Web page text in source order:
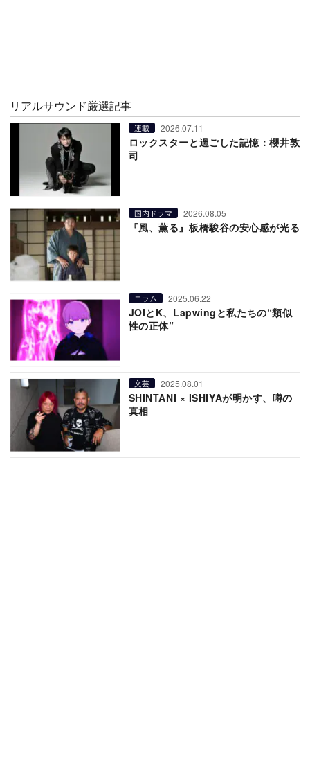
リアルサウンド厳選記事
連載 2026.07.11
ロックスターと過ごした記憶：櫻井敦
司
国内ドラマ 2026.08.05
『風、薫る』板橋駿谷の安心感が光る
コラム 2025.06.22
JOIとK、Lapwingと私たちの“類似
性の正体”
文芸 2025.08.01
SHINTANI × ISHIYAが明かす、噂の
真相